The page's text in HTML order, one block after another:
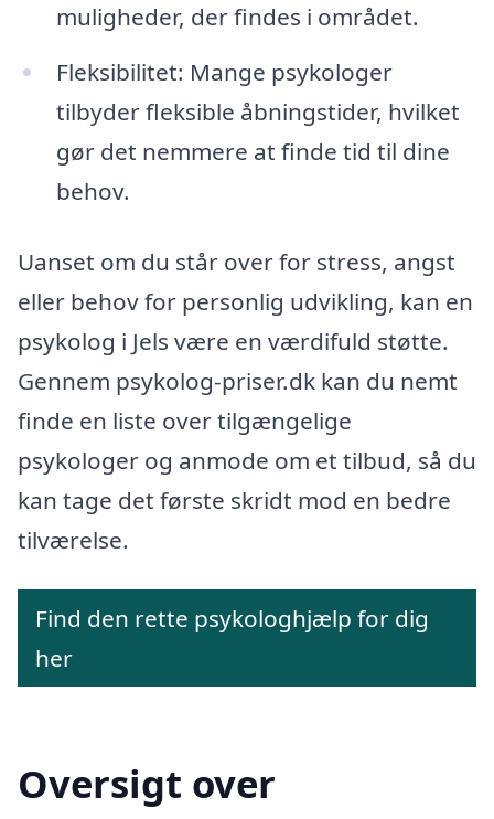
muligheder, der findes i området.
Fleksibilitet: Mange psykologer
tilbyder fleksible åbningstider, hvilket
gør det nemmere at finde tid til dine
behov.
Uanset om du står over for stress, angst
eller behov for personlig udvikling, kan en
psykolog i Jels være en værdifuld støtte.
Gennem psykolog-priser.dk kan du nemt
finde en liste over tilgængelige
psykologer og anmode om et tilbud, så du
kan tage det første skridt mod en bedre
tilværelse.
Find den rette psykologhjælp for dig
her
Oversigt over